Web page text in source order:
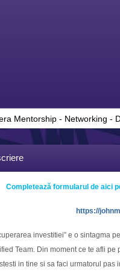
Mentorship - Networking -
Completează formularul de aici
https://
investitiei” e o sintagma
Team. Din moment ce te afli
in tine si sa faci urmatorul pas